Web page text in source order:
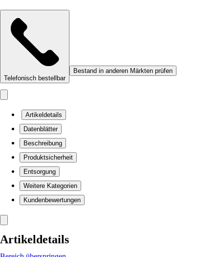
Telefonisch bestellbar
Bestand in anderen Märkten prüfen
Artikeldetails
Datenblätter
Beschreibung
Produktsicherheit
Entsorgung
Weitere Kategorien
Kundenbewertungen
Artikeldetails